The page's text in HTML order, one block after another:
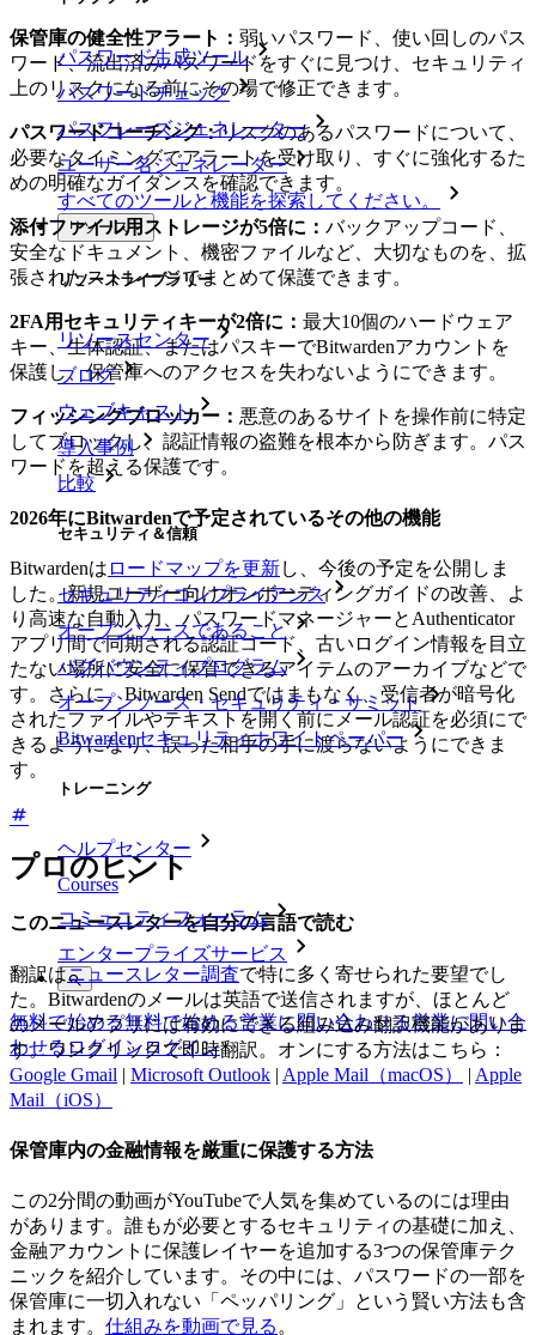
パスワード生成ツール
パスワードチェック
パスフレーズジェネレーター
ユーザー名ジェネレーター
すべてのツールと機能を探索してください。
リソース
リソースライブラリー
リソースセンター
ブログ
ウェブキャスト
導入事例
比較
セキュリティ＆信頼
セキュリティコンプライアンス
オープンソースであること
バグバウンティプログラム
オープンソース・セキュリティ・サミット
Bitwardenセキュリティホワイトペーパー
トレーニング
ヘルプセンター
Courses
コミュニティフォーラム
エンタープライズサービス
無料で始める無料で始める営業に問い合わせる営業に問い合
わせる ログインログイン
保管庫の健全性アラート： 弱いパスワード、使い回しのパス
ワード、流出済みパスワードをすぐに見つけ、セキュリティ
上のリスクになる前にその場で修正できます。
パスワードコーチング：リスクのあるパスワードについて、
必要なタイミングでアラートを受け取り、すぐに強化するた
めの明確なガイダンスを確認できます。
添付ファイル用ストレージが5倍に： バックアップコード、
安全なドキュメント、機密ファイルなど、大切なものを、拡
張されたストレージでまとめて保護できます。
2FA用セキュリティキーが2倍に： 最大10個のハードウェア
キー、生体認証、またはパスキーでBitwardenアカウントを
保護し、保管庫へのアクセスを失わないようにできます。
フィッシングブロッカー： 悪意のあるサイトを操作前に特定
してブロックし、認証情報の盗難を根本から防ぎます。パス
ワードを超える保護です。
2026年にBitwardenで予定されているその他の機能
Bitwardenは ロードマップを更新し、今後の予定を公開しま
した。新規ユーザー向けオンボーディングガイドの改善、よ
り高速な自動入力、パスワードマネージャーとAuthenticator
アプリ間で同期される認証コード、古いログイン情報を目立
たない場所に安全に保管できるアイテムのアーカイブなどで
す。さらに、Bitwarden Sendではまもなく、受信者が暗号化
されたファイルやテキストを開く前にメール認証を必須にで
きるようになり、誤った相手の手に渡らないようにできま
す。
プロのヒント
このニュースレターを自分の言語で読む
翻訳はニュースレター調査で特に多く寄せられた要望でし
た。Bitwardenのメールは英語で送信されますが、ほとんど
のメールアプリには有効にできる組み込み翻訳機能がありま
す。ワンクリックで即時翻訳。オンにする方法はこちら：
Google Gmail | Microsoft Outlook | Apple Mail（macOS） | Apple
Mail（iOS）
保管庫内の金融情報を厳重に保護する方法
この2分間の動画がYouTubeで人気を集めているのには理由
があります。誰もが必要とするセキュリティの基礎に加え、
金融アカウントに保護レイヤーを追加する3つの保管庫テク
ニックを紹介しています。その中には、パスワードの一部を
保管庫に一切入れない「ペッパリング」という賢い方法も含
まれます。 仕組みを動画で見る 。